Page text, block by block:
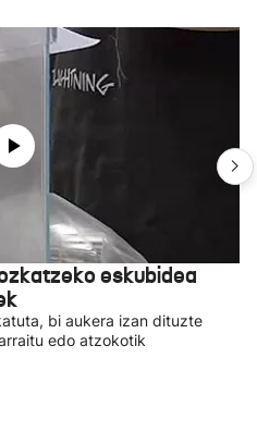
eskubidea
bi aukera izan dituzte
edo atzokotik